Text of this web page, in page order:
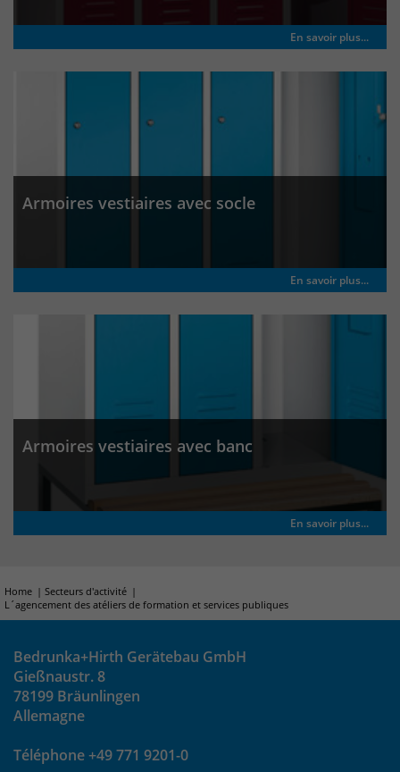
En savoir plus...
Armoires vestiaires avec socle
En savoir plus...
Armoires vestiaires avec banc
En savoir plus...
Home
Secteurs d'activité
L´agencement des atéliers de formation et services publiques
Bedrunka+Hirth Gerätebau GmbH
Gießnaustr. 8
78199 Bräunlingen
Allemagne
Téléphone +49 771 9201-0